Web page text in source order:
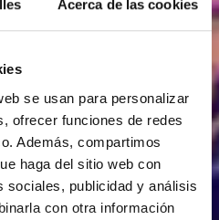
Acerca de las cookies
se usan para personalizar
ofrecer funciones de redes
Además, compartimos
haga del sitio web con
sociales, publicidad y análisis
con otra información